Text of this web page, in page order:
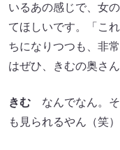
いるあの感じで、女
てほしいです。「こ
ちになりつつも、非
はぜひ、きむの奥さ
きむ なんでなん。そ
も見られるやん（笑）